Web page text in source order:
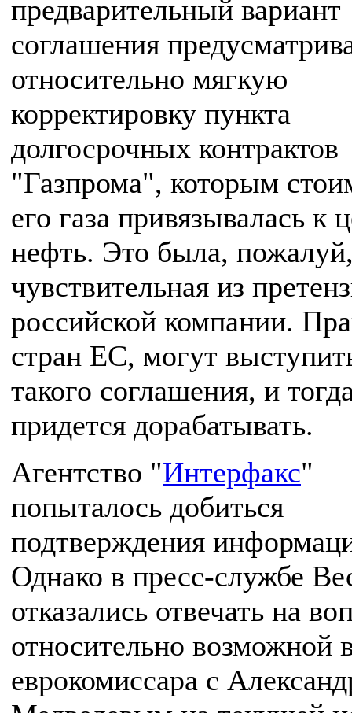
предварительный вариант
соглашения
относительно мягкую
корректировку пункта
долгосрочных контрактов
"Газпрома", которым
его газа привязывалась к
нефть. Это была,
чувствительная из
российской компании.
стран ЕС, могут
такого соглашения, и
придется дорабатывать.
Агентство "Интерфакс"
попыталось добиться
подтверждения
Однако в пресс-службе
отказались отвечать на
относительно возможной
еврокомиссара с